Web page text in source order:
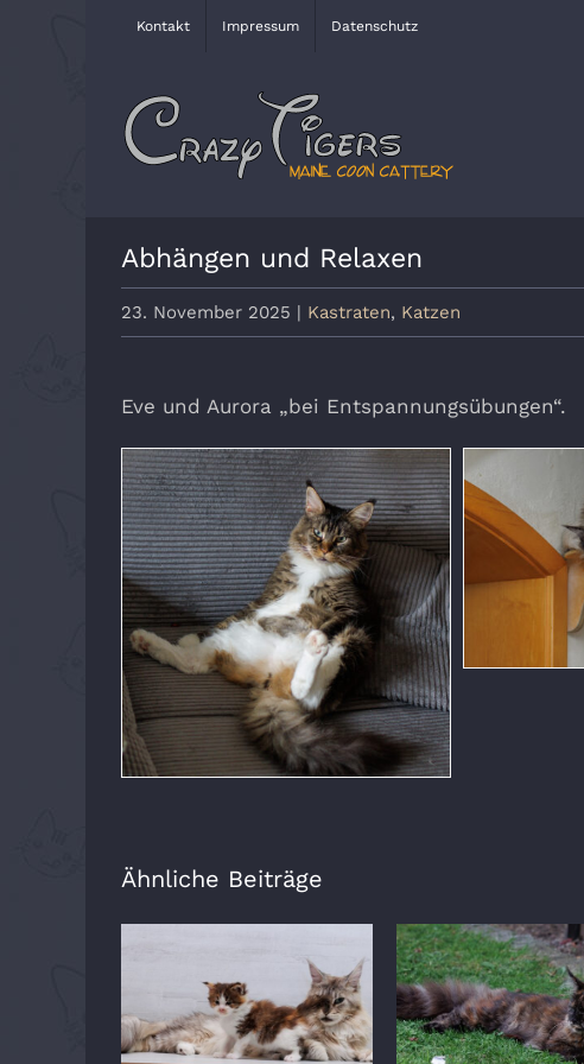
Kontakt Impressum Datenschutz
Abhängen und Relaxen
23. November 2025 | Kastraten, Katzen
Eve und Aurora „bei Entspannungsübungen“.
Ähnliche Beiträge